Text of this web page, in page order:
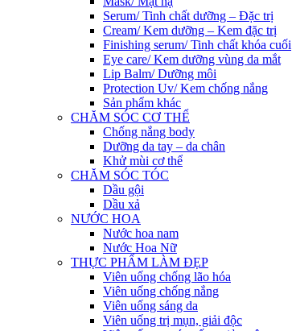
Serum/ Tinh chất dưỡng – Đặc trị
Cream/ Kem dưỡng – Kem đặc trị
Finishing serum/ Tinh chất khóa cuối
Eye care/ Kem dưỡng vùng da mắt
Lip Balm/ Dưỡng môi
Protection Uv/ Kem chống nắng
Sản phẩm khác
CHĂM SÓC CƠ THỂ
Chống nắng body
Dưỡng da tay – da chân
Khử mùi cơ thể
CHĂM SÓC TÓC
Dầu gội
Dầu xả
NƯỚC HOA
Nước hoa nam
Nước Hoa Nữ
THỰC PHẨM LÀM ĐẸP
Viên uống chống lão hóa
Viên uống chống nắng
Viên uống sáng da
Viên uống trị mụn, giải độc